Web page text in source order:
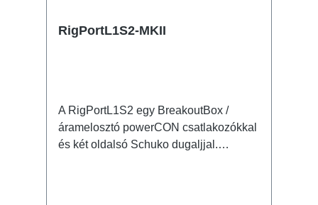
RigPortL1S2-MKII
A RigPortL1S2 egy BreakoutBox /
áramelosztó powerCON csatlakozókkal
és két oldalsó Schuko dugaljjal.